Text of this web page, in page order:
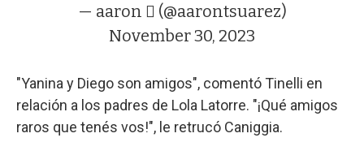
— aaron  (@aarontsuarez)
November 30, 2023
"Yanina y Diego son amigos", comentó Tinelli en
relación a los padres de Lola Latorre. "¡Qué amigos
raros que tenés vos!", le retrucó Caniggia.